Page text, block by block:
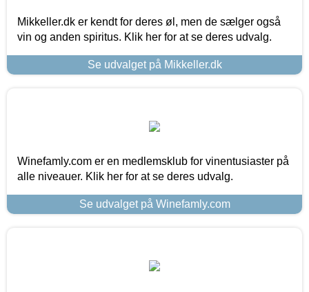
Mikkeller.dk er kendt for deres øl, men de sælger også
vin og anden spiritus. Klik her for at se deres udvalg.
Se udvalget på Mikkeller.dk
Winefamly.com er en medlemsklub for vinentusiaster på
alle niveauer. Klik her for at se deres udvalg.
Se udvalget på Winefamly.com